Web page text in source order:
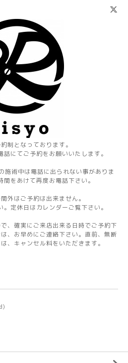
制となっております。
にてご予約をお願いいたします。
術中は電話に出られない事がありま
をあけて再度お電話下さい。
外はご予約は出来ません。
定休日はカレンダーご覧下さい。
、確実にご来店出来る日時でご予約下
、お早めにご連絡下さい。直前、無断
、キャンセル料をいただきます。